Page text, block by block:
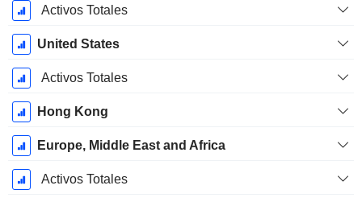
JunioActivos Totales
United States
Activos Totales
Hong Kong
Europe, Middle East and Africa
Activos Totales